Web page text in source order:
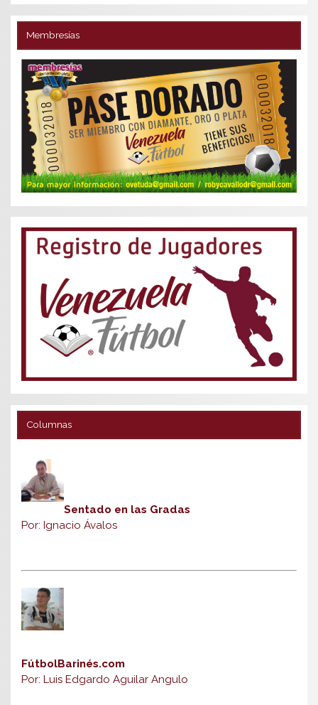
Membresías
Columnas
Sentado en las Gradas
Por: Ignacio Ávalos
FútbolBarinés.com
Por: Luis Edgardo Aguilar Angulo